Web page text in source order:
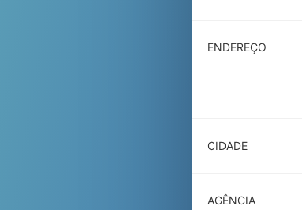
ENDEREÇO
CIDADE
AGÊNCIA